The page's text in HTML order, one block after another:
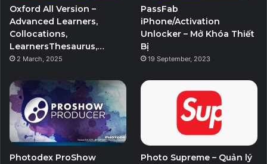
Oxford All Version –
Advanced Learners,
Collocations,
LearnersThesaurus,…
2 March, 2025
PassFab
iPhone/Activation
Unlocker – Mở Khóa Thiết
Bị
19 September, 2023
Photodex ProShow
Photo Supreme – Quản lý